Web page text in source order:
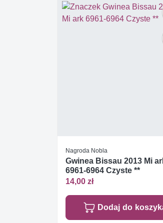
Nagroda Nobla
Gwinea Bissau 2013 Mi
6961-6964 Czyste **
14,00 zł
Dodaj do